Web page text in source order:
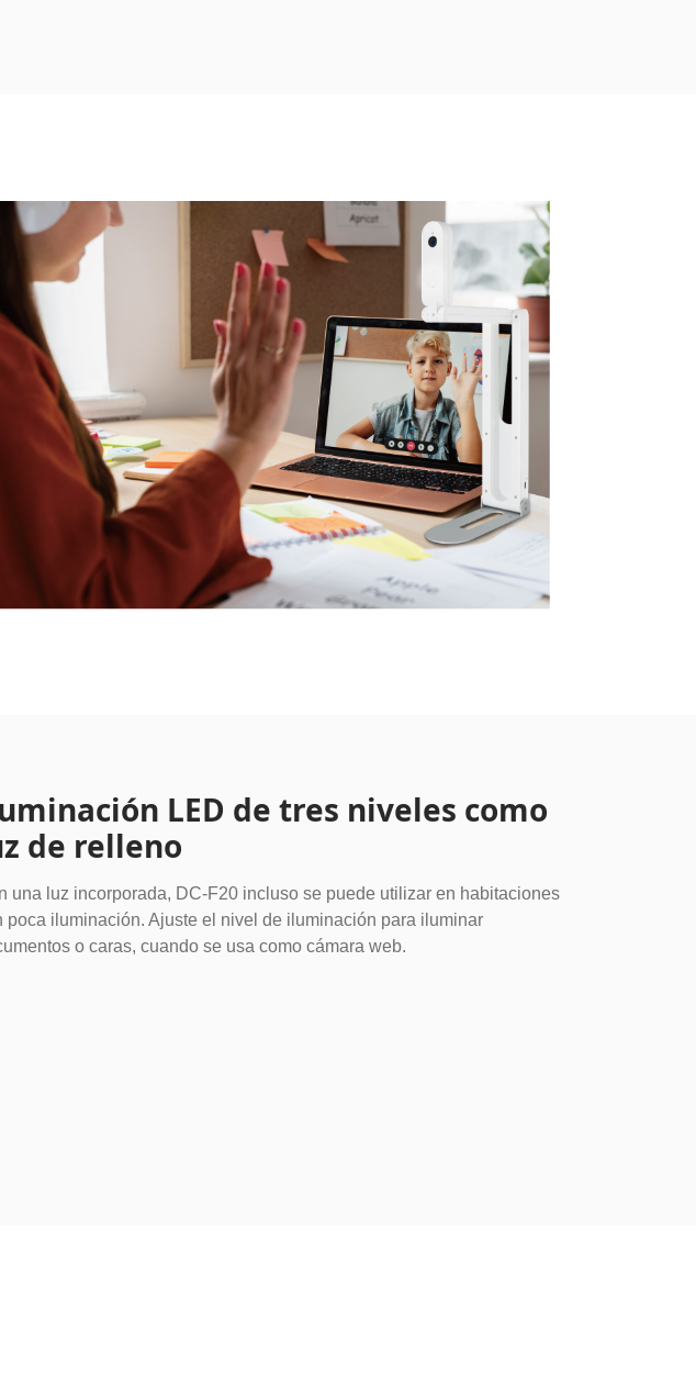
LED de tres niveles como
de relleno
una luz incorporada, DC-F20 incluso se puede utilizar en habitaciones
poca iluminación. Ajuste el nivel de iluminación para iluminar
o caras, cuando se usa como cámara web.